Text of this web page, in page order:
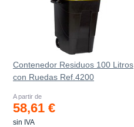
Contenedor Residuos 100 Litros
con Ruedas Ref.4200
A partir de
58,61 €
sin IVA